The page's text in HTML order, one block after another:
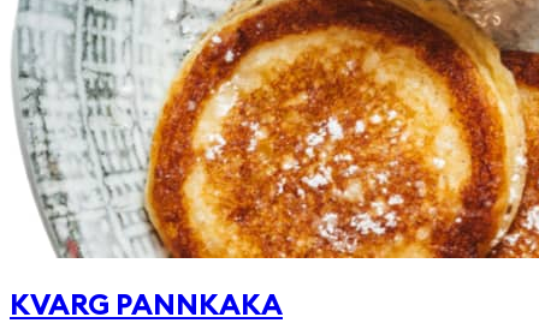
KVARG PANNKAKA